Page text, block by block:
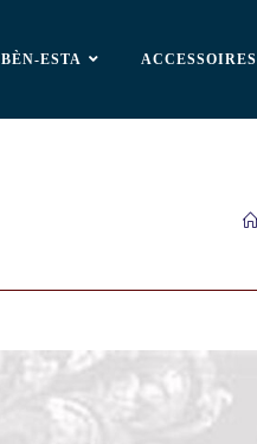
BÈN-ESTA ACCESSOIRES